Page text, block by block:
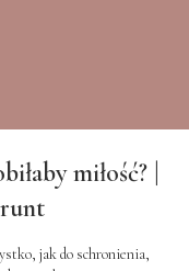
miłość? |
jak do schronienia,